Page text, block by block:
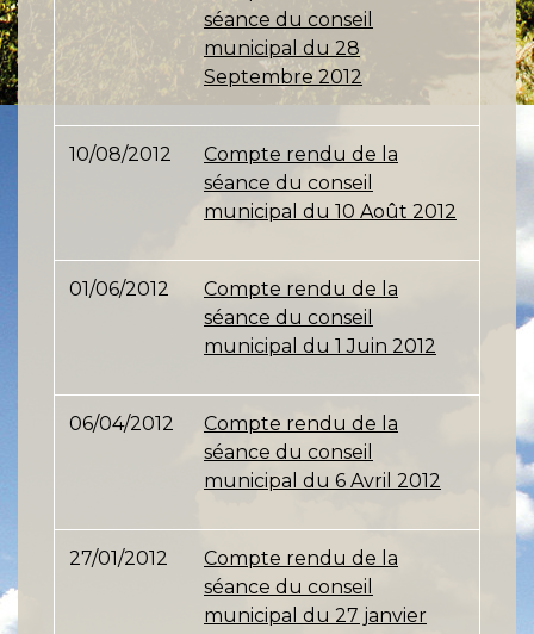
séance du conseil
municipal du 28
Septembre 2012
10/08/2012
Compte rendu de la
séance du conseil
municipal du 10 Août 2012
01/06/2012
Compte rendu de la
séance du conseil
municipal du 1 Juin 2012
06/04/2012
Compte rendu de la
séance du conseil
municipal du 6 Avril 2012
27/01/2012
Compte rendu de la
séance du conseil
municipal du 27 janvier